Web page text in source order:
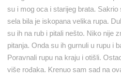
su i mog oca i starijeg brata.
sela bila je iskopana velika rupa.
su ih na rub i pitali nešto. Niko nije
pitanja. Onda su ih gurnuli u rupu i
Poravnali rupu na kraju i otišli.
više rođaka. Krenuo sam sad na